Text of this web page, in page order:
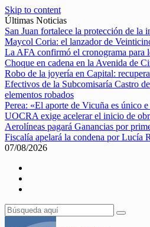
Skip to content
Últimas Noticias
San Juan fortalece la protección de la
Maycol Coria: el lanzador de
La AFA confirmó el cronograma para
Choque en cadena en la Avenida de
Robo de la joyería en Capital:
Efectivos de la Subcomisaría Castro
elementos robados
Perea: «El aporte de Vicuña es único
UOCRA exige acelerar el inicio de
Aerolíneas pagará Ganancias por
Fiscalía apelará la condena por Lucía
07/08/2026